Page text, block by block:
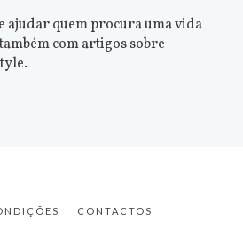
ajudar quem procura uma vida
com artigos sobre
CONTACTOS